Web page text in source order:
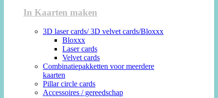
In Kaarten maken
3D laser cards/ 3D velvet cards/Bloxxx
Bloxxx
Laser cards
Velvet cards
Combinatiepakketten voor meerdere
kaarten
Pillar circle cards
Accessoires / gereedschap